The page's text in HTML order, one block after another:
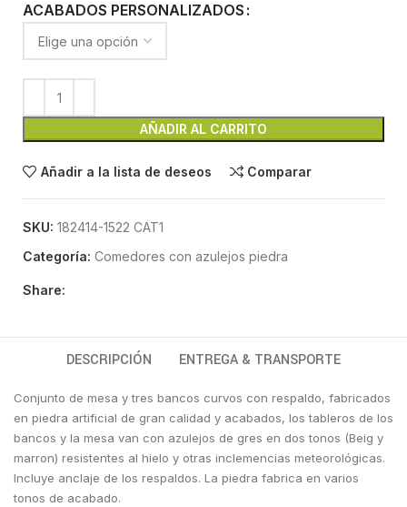
ACABADOS PERSONALIZADOS
AÑADIR AL CARRITO
Añadir a la lista de deseos Comparar
SKU: 182414-1522 CAT1
Categoría: Comedores con azulejos piedra
Share:
DESCRIPCIÓN ENTREGA & TRANSPORTE
Conjunto de mesa y tres bancos curvos con respaldo, fabricados
en piedra artificial de gran calidad y acabados, los tableros de los
bancos y la mesa van con azulejos de gres en dos tonos (Beig y
marron) resistentes al hielo y otras inclemencias meteorológicas.
Incluye anclaje de los respaldos. La piedra fabrica en varios
tonos de acabado.